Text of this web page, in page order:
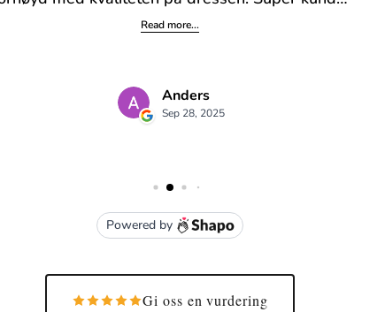
Gi oss en vurdering